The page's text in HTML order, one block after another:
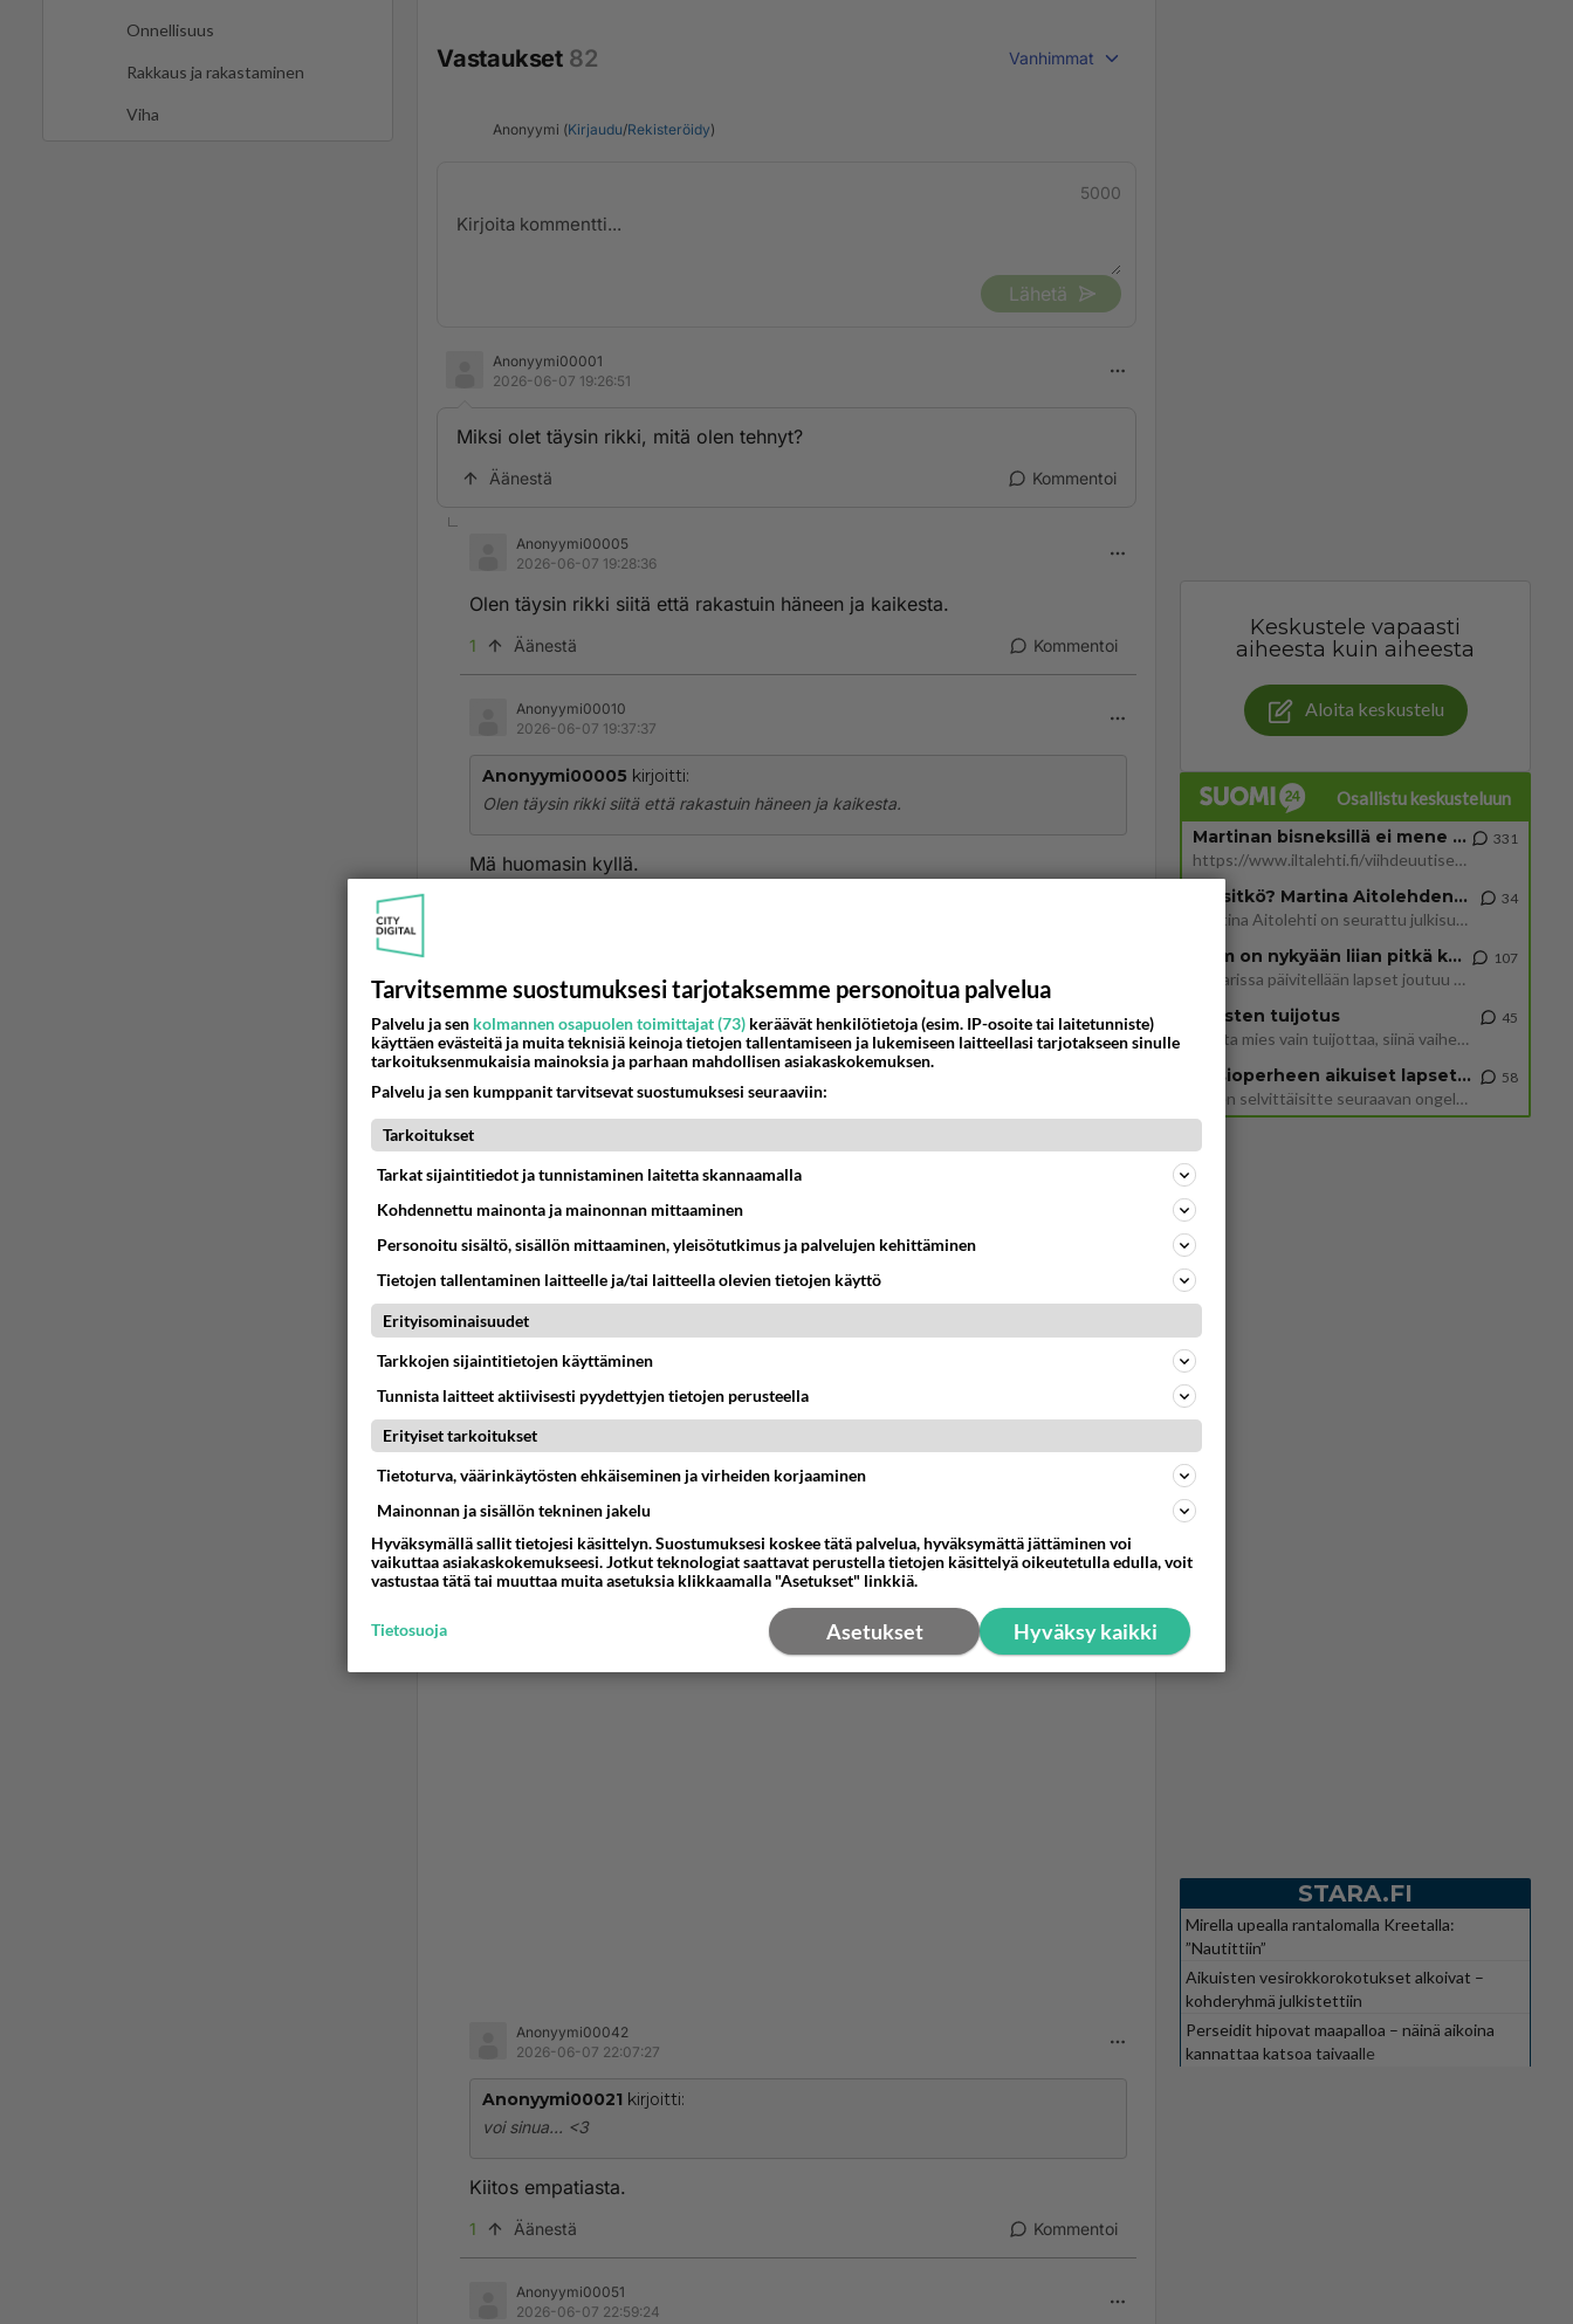
Onnellisuus
Rakkaus ja rakastaminen
Viha
Vastaukset 82 Vanhimmat
Anonyymi (Kirjaudu/Rekisteröidy)
5000
Lähetä
Anonyymi00001
2026-06-07 19:26:51
Miksi olet täysin rikki, mitä olen tehnyt?
Äänestä Kommentoi
Anonyymi00005
2026-06-07 19:28:36
Olen täysin rikki siitä että rakastuin häneen ja kaikesta.
1 Äänestä Kommentoi
Anonyymi00010
2026-06-07 19:37:37
Anonyymi00005 kirjoitti:
Olen täysin rikki siitä että rakastuin häneen ja kaikesta.
Mä huomasin kyllä.
Äänestä Kommentoi
Anonyymi00021
2026-06-07 21:14:50
Anonyymi00005kirjoitti:
Olen täysin rikki siitä että rakastuin häneen ja kaikesta.
voi sinua... <3
Äänestä
Anonyymi00042
2026-06-07 22:07:27
Anonyymi00021 kirjoitti:
voi sinua... <3
Kiitos empatiasta.
1 Äänestä Kommentoi
Anonyymi00051
2026-06-07 22:59:24
Keskustele vapaasti
aiheesta kuin aiheesta
Aloita keskustelu
Osallistu keskusteluun
Martinan bisneksillä ei mene hyvin
https://www.iltalehti.fi/viihdeuutiset/a/c46da6ab-340f-4790-aaa7-0865eed2336 Yrityksen konkurssihakemus on tullut kärä
331
Tiesitkö? Martina Aitolehden isäpuoli on tämä suosittu laulaja
Martina Aitolehti on seurattu julkisuuden henkilö. Lähipiiriin mahtuu muitakin tunnettuja henkilöitä. Tiesitkö, että Ma
34
2 km on nykyään liian pitkä koulumatka
Hesarissa päivitellään lapset joutuu nyt kulkemaan 2 km kouluun jösses. Ruostefillarilla tuo matka menee vaikka miten äk
107
Miesten tuijotus
Mutta mies vain tuijottaa, siinä vaiheessa käännän itse pään pois. Mikä juttu? Yleensä jos joku tuijottaa tai katsoo, hä
45
Uusioperheen aikuiset lapset tyhjentää jääkaapin käydessään
Miten selvittäisitte seuraavan ongelman, meillä on uusioperhe, minulla teini-ikäiset lapset ja puolisolla aikuiset, jotk
58
STARA.FI
Mirella upealla rantalomalla Kreetalla:
”Nautittiin”
Aikuisten vesirokkorokotukset alkoivat –
kohderyhmä julkistettiin
Perseidit hipovat maapalloa – näinä aikoina
kannattaa katsoa taivaalle
Tarvitsemme suostumuksesi tarjotaksemme personoitua palvelua
Palvelu ja sen kolmannen osapuolen toimittajat (73) keräävät henkilötietoja (esim. IP-osoite tai laitetunniste)
käyttäen evästeitä ja muita teknisiä keinoja tietojen tallentamiseen ja lukemiseen laitteellasi tarjotakseen sinulle
tarkoituksenmukaisia mainoksia ja parhaan mahdollisen asiakaskokemuksen.
Palvelu ja sen kumppanit tarvitsevat suostumuksesi seuraaviin:
Tarkoitukset
Tarkat sijaintitiedot ja tunnistaminen laitetta skannaamalla
Kohdennettu mainonta ja mainonnan mittaaminen
Personoitu sisältö, sisällön mittaaminen, yleisötutkimus ja palvelujen kehittäminen
Tietojen tallentaminen laitteelle ja/tai laitteella olevien tietojen käyttö
Erityisominaisuudet
Tarkkojen sijaintitietojen käyttäminen
Tunnista laitteet aktiivisesti pyydettyjen tietojen perusteella
Erityiset tarkoitukset
Tietoturva, väärinkäytösten ehkäiseminen ja virheiden korjaaminen
Mainonnan ja sisällön tekninen jakelu
Hyväksymällä sallit tietojesi käsittelyn. Suostumuksesi koskee tätä palvelua, hyväksymättä jättäminen voi
vaikuttaa asiakaskokemukseesi. Jotkut teknologiat saattavat perustella tietojen käsittelyä oikeutetulla edulla, voit
vastustaa tätä tai muuttaa muita asetuksia klikkaamalla "Asetukset" linkkiä.
Hyväksy kaikki
Asetukset
Tietosuoja